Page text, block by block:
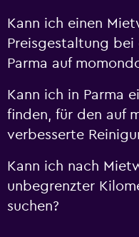
Kann ich einen
Preisgestaltung
Parma auf
Kann ich in Parma
finden, für den auf
verbesserte
Kann ich nach
unbegrenzter
suchen?